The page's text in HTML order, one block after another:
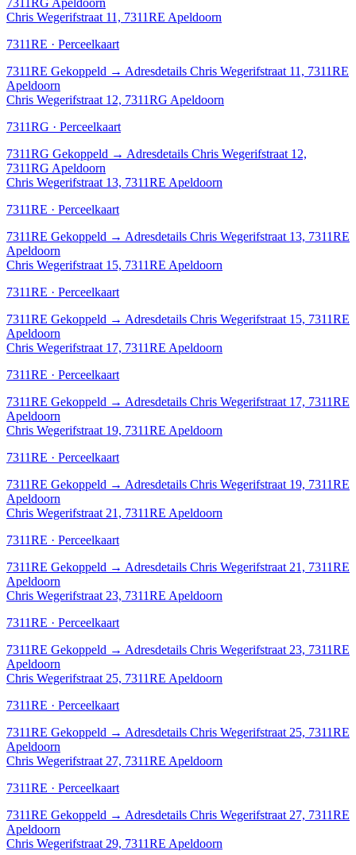
Chris Wegerifstraat 11, 7311RE Apeldoorn
7311RE · Perceelkaart
7311RE Gekoppeld → Adresdetails Chris Wegerifstraat 11, 7311RE
Apeldoorn
Chris Wegerifstraat 12, 7311RG Apeldoorn
7311RG · Perceelkaart
7311RG Gekoppeld → Adresdetails Chris Wegerifstraat 12,
7311RG Apeldoorn
Chris Wegerifstraat 13, 7311RE Apeldoorn
7311RE · Perceelkaart
7311RE Gekoppeld → Adresdetails Chris Wegerifstraat 13, 7311RE
Apeldoorn
Chris Wegerifstraat 15, 7311RE Apeldoorn
7311RE · Perceelkaart
7311RE Gekoppeld → Adresdetails Chris Wegerifstraat 15, 7311RE
Apeldoorn
Chris Wegerifstraat 17, 7311RE Apeldoorn
7311RE · Perceelkaart
7311RE Gekoppeld → Adresdetails Chris Wegerifstraat 17, 7311RE
Apeldoorn
Chris Wegerifstraat 19, 7311RE Apeldoorn
7311RE · Perceelkaart
7311RE Gekoppeld → Adresdetails Chris Wegerifstraat 19, 7311RE
Apeldoorn
Chris Wegerifstraat 21, 7311RE Apeldoorn
7311RE · Perceelkaart
7311RE Gekoppeld → Adresdetails Chris Wegerifstraat 21, 7311RE
Apeldoorn
Chris Wegerifstraat 23, 7311RE Apeldoorn
7311RE · Perceelkaart
7311RE Gekoppeld → Adresdetails Chris Wegerifstraat 23, 7311RE
Apeldoorn
Chris Wegerifstraat 25, 7311RE Apeldoorn
7311RE · Perceelkaart
7311RE Gekoppeld → Adresdetails Chris Wegerifstraat 25, 7311RE
Apeldoorn
Chris Wegerifstraat 27, 7311RE Apeldoorn
7311RE · Perceelkaart
7311RE Gekoppeld → Adresdetails Chris Wegerifstraat 27, 7311RE
Apeldoorn
Chris Wegerifstraat 29, 7311RE Apeldoorn